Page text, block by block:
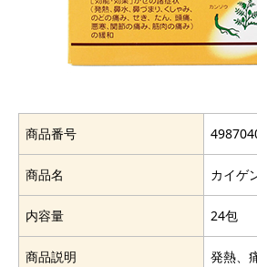
商品番号
商品名 カイゲ
内容量 24包
商品説明
発熱、